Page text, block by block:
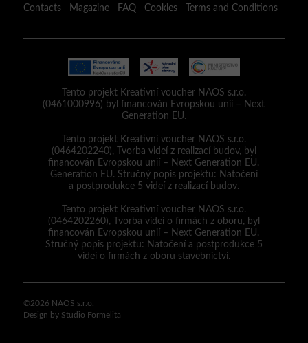
Contacts Magazine FAQ Cookies Terms and Conditions
Tento projekt Kreativní voucher NAOS s.r.o.
(0461000996) byl financován Evropskou unií – Next
Generation EU.
Tento projekt Kreativní voucher NAOS s.r.o.
(0464202240), Tvorba videí z realizací budov, byl
financován Evropskou unií – Next Generation EU.
Generation EU. Stručný popis projektu: Natočení
a postprodukce 5 videí z realizací budov.
Tento projekt Kreativní voucher NAOS s.r.o.
(0464202260), Tvorba videí o firmách z oboru, byl
financován Evropskou unií – Next Generation EU.
Stručný popis projektu: Natočení a postprodukce 5
videí o firmách z oboru stavebnictví.
©2026 NAOS s.r.o.
Design by Studio Formelita